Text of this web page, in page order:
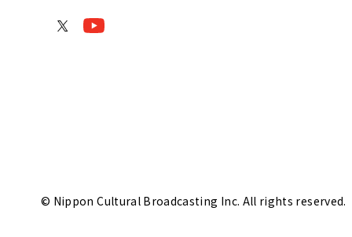
© Nippon Cultural Broadcasting Inc. All rights reserved.